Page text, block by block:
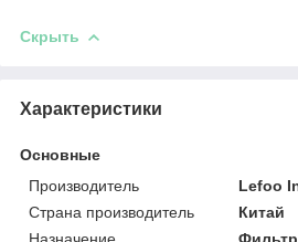
Скрыть
Характеристики
Основные
Производитель
Lefoo
Страна производитель
Китай
Назначение